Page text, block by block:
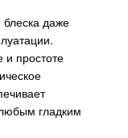
блеска даже
и простоте
гладким